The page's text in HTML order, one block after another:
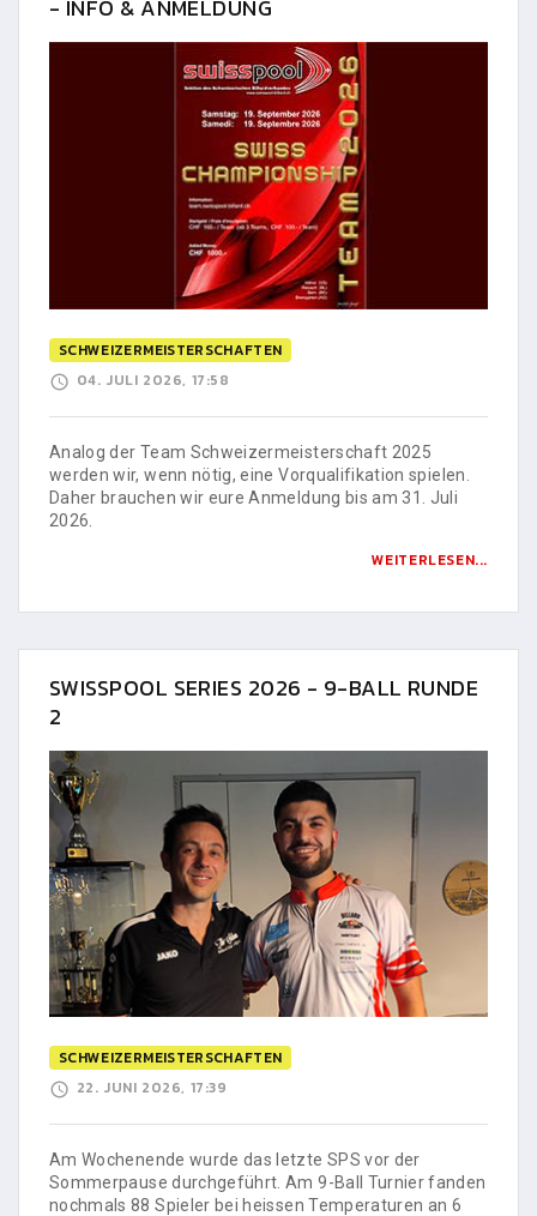
- INFO & ANMELDUNG
SCHWEIZERMEISTERSCHAFTEN
04. JULI 2026, 17:58
Analog der Team Schweizermeisterschaft 2025
werden wir, wenn nötig, eine Vorqualifikation spielen.
Daher brauchen wir eure Anmeldung bis am 31. Juli
2026.
WEITERLESEN...
SWISSPOOL SERIES 2026 - 9-BALL RUNDE
2
SCHWEIZERMEISTERSCHAFTEN
22. JUNI 2026, 17:39
Am Wochenende wurde das letzte SPS vor der
Sommerpause durchgeführt. Am 9-Ball Turnier fanden
nochmals 88 Spieler bei heissen Temperaturen an 6